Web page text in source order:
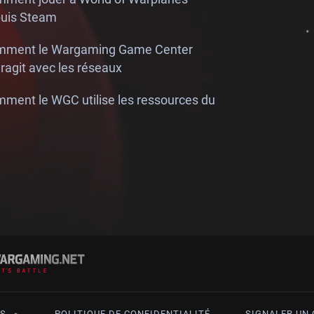
Steam
le Wargaming Game Center
avec les réseaux
le WGC utilise les ressources du